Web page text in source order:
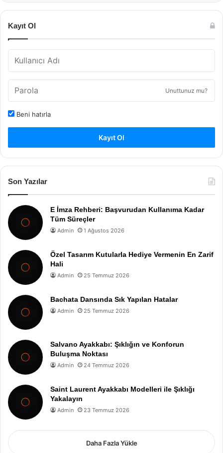
Kayıt Ol
Unuttunuz mu?
Beni hatırla
Kayıt Ol
Son Yazılar
E İmza Rehberi: Başvurudan Kullanıma Kadar
Tüm Süreçler
Admin 1 Ağustos 2026
Özel Tasarım Kutularla Hediye Vermenin En Zarif
Hali
Admin 25 Temmuz 2026
Bachata Dansında Sık Yapılan Hatalar
Admin 25 Temmuz 2026
Salvano Ayakkabı: Şıklığın ve Konforun
Buluşma Noktası
Admin 24 Temmuz 2026
Saint Laurent Ayakkabı Modelleri ile Şıklığı
Yakalayın
Admin 23 Temmuz 2026
Daha Fazla Yükle